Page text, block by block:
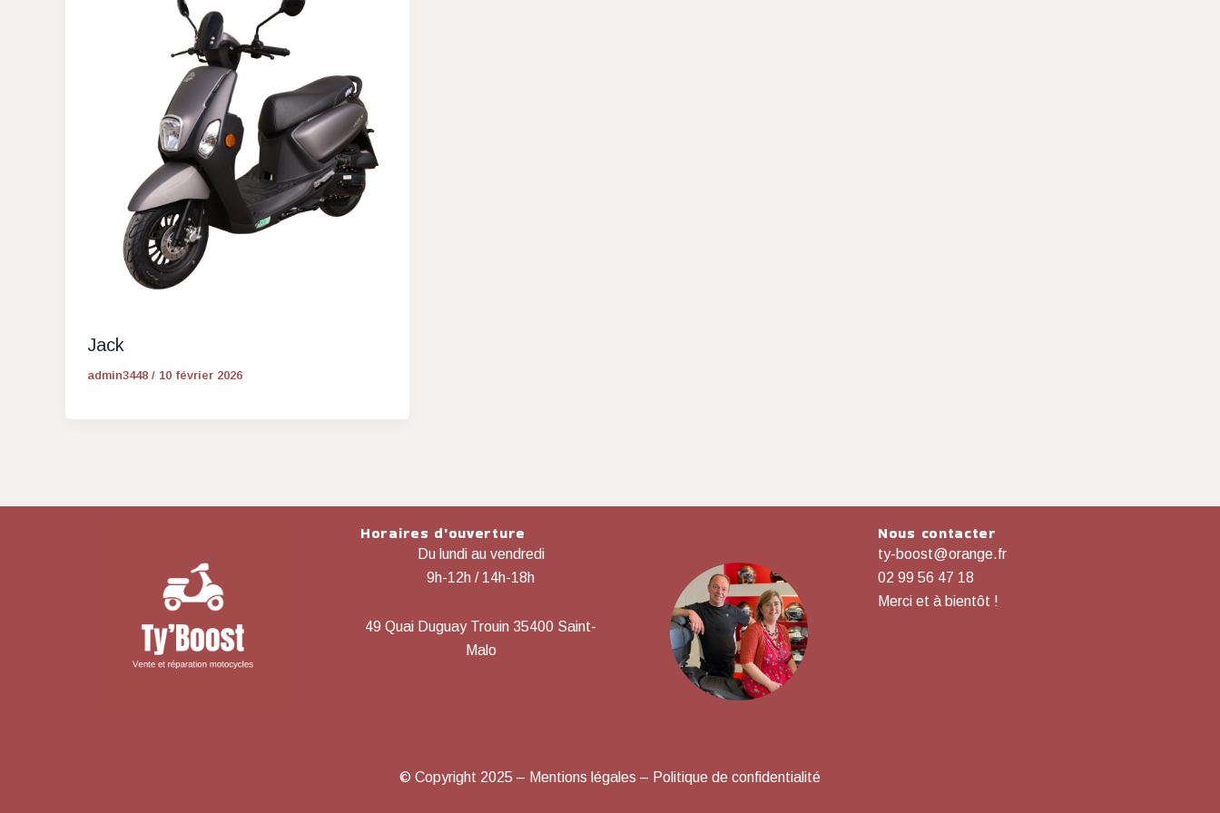
Jack
admin3448 / 10 février 2026
Horaires d'ouverture
Du lundi au vendredi
9h-12h / 14h-18h
49 Quai Duguay Trouin 35400 Saint-
Malo
Nous contacter
ty-boost@orange.fr
02 99 56 47 18
Merci et à bientôt !
© Copyright 2025 – Mentions légales – Politique de confidentialité